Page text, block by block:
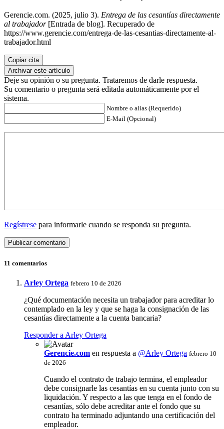
Gerencie.com. (2025, julio 3). Entrega de las cesantías directamente
al trabajador[Entrada de blog]. Recuperado de
https://www.gerencie.com/entrega-de-las-cesantias-directamente-al-
trabajador.html
Copiar cita
Archivar este artículo
Deje su opinión o su pregunta. Trataremos de darle respuesta.
Su comentario o pregunta será editada automáticamente por el
sistema.
Nombre o alias (Requerido)
E-Mail (Opcional)
Regístrese para informarle cuando se responda su pregunta.
11 comentarios
Arley Ortega febrero 10 de 2026
¿Qué documentación necesita un trabajador para acreditar lo
contemplado en la ley y que se haga la consignación de las
cesantías directamente a la cuenta bancaria?
Responder a Arley Ortega
Gerencie.com en respuesta a @Arley Ortega febrero 10
de 2026
Cuando el contrato de trabajo termina, el empleador
debe consignarle las cesantías en su cuenta junto con su
liquidación. Y respecto a las que tenga en el fondo de
cesantías, sólo debe acreditar ante el fondo que su
contrato ha terminado adjuntando una certificación del
empleador.